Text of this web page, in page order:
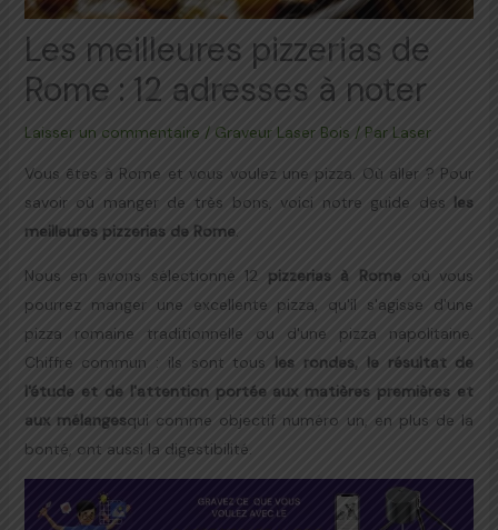
Les meilleures pizzerias de
Rome : 12 adresses à noter
Laisser un commentaire / Graveur Laser Bois / Par Laser
Vous êtes à Rome et vous voulez une pizza. Où aller ? Pour
savoir où manger de très bons, voici notre guide des les
meilleures pizzerias de Rome.
Nous en avons sélectionné 12 pizzerias à Rome où vous
pourrez manger une excellente pizza, qu'il s'agisse d'une
pizza romaine traditionnelle ou d'une pizza napolitaine.
Chiffre commun : ils sont tous les rondes, le résultat de
l'étude et de l'attention portée aux matières premières et
aux mélangesqui comme objectif numéro un, en plus de la
bonté, ont aussi la digestibilité.